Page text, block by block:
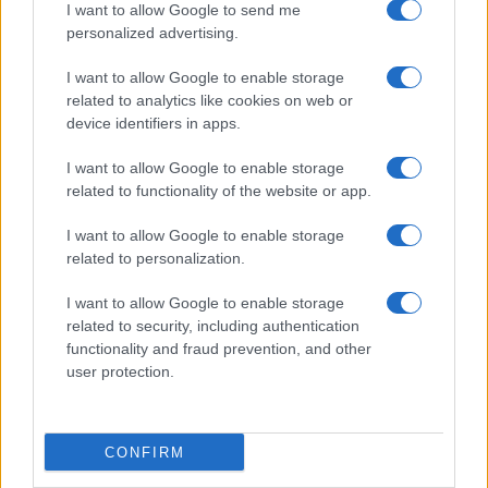
I want to allow Google to send me
personalized advertising.
I want to allow Google to enable storage
related to analytics like cookies on web or
device identifiers in apps.
I want to allow Google to enable storage
related to functionality of the website or app.
I want to allow Google to enable storage
related to personalization.
I want to allow Google to enable storage
related to security, including authentication
functionality and fraud prevention, and other
user protection.
CONFIRM
NavCube3-mini: il ricevitore che rivoluzionerà la
navigazione lunare